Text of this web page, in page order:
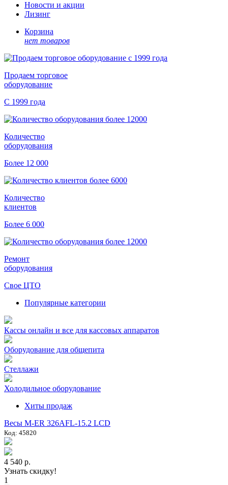
Новости и акции
Лизинг
Корзина
нет товаров
Продаем торговое
оборудование
С 1999 года
Количество
оборудования
Более 12 000
Количество
клиентов
Более 6 000
Ремонт
оборудования
Свое ЦТО
Популярные категории
Кассы онлайн и все для кассовых аппаратов
Оборудование для общепита
Стеллажи
Холодильное оборудование
Хиты продаж
Весы M-ER 326AFL-15.2 LCD
Код: 45820
4 540 р.
Узнать скидку!
1